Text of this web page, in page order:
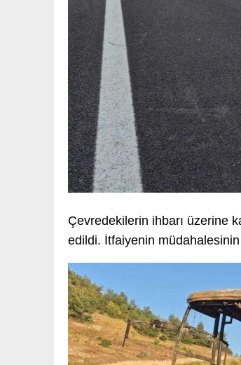
Çevredekilerin ihbarı üzerine
edildi. İtfaiyenin müdahalesinin